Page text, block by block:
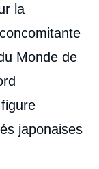
la
Monde de
japonaises